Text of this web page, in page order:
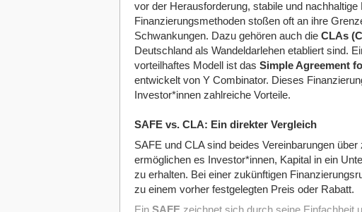
vor der Herausforderung, stabile und
Finanzierungsmethoden stoßen oft an ihre
Schwankungen. Dazu gehören auch die CLAs
Deutschland als Wandeldarlehen etabliert sind.
vorteilhaftes Modell ist das Simple Agreement
entwickelt von Y Combinator. Dieses
Investor*innen zahlreiche Vorteile.
SAFE vs. CLA: Ein direkter Vergleich
SAFE und CLA sind beides Vereinbarungen
ermöglichen es Investor*innen, Kapital in ein
zu erhalten. Bei einer zukünftigen
zu einem vorher festgelegten Preis oder Rabatt.